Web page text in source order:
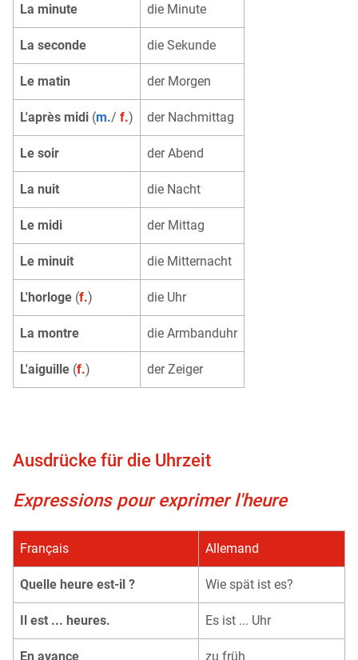
La minute die Minute
La seconde die Sekunde
Le matin der Morgen
L'après midi (m./ f.) der Nachmittag
Le soir der Abend
La nuit die Nacht
Le midi der Mittag
Le minuit die Mitternacht
L'horloge (f.) die Uhr
La montre die Armbanduhr
L'aiguille (f.) der Zeiger
Ausdrücke für die Uhrzeit
Expressions pour exprimer l'heure
Français Allemand
Quelle heure est-il ? Wie spät ist es?
Il est ... heures. Es ist ... Uhr
En avance zu früh